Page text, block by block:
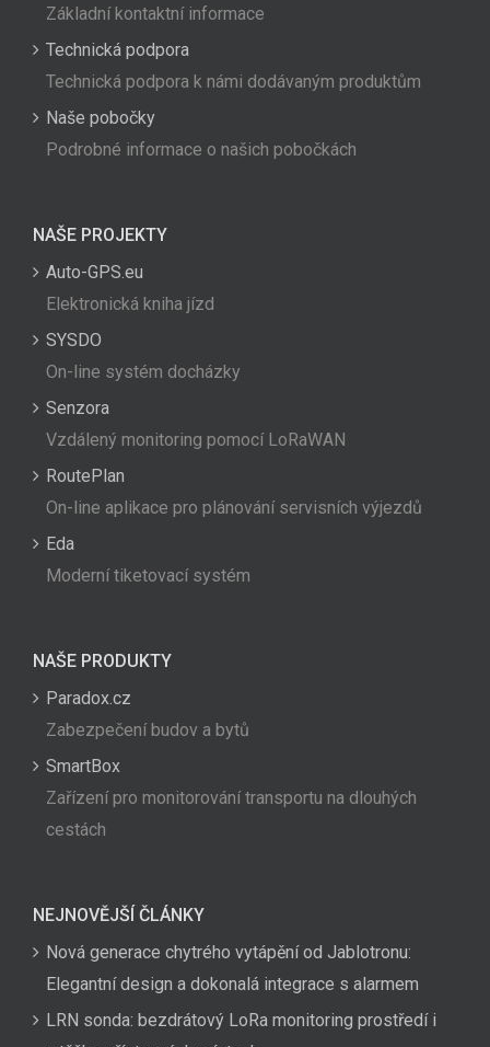
Základní kontaktní informace
Technická podpora
Technická podpora k námi dodávaným produktům
Naše pobočky
Podrobné informace o našich pobočkách
NAŠE PROJEKTY
Auto-GPS.eu
Elektronická kniha jízd
SYSDO
On-line systém docházky
Senzora
Vzdálený monitoring pomocí LoRaWAN
RoutePlan
On-line aplikace pro plánování servisních výjezdů
Eda
Moderní tiketovací systém
NAŠE PRODUKTY
Paradox.cz
Zabezpečení budov a bytů
SmartBox
Zařízení pro monitorování transportu na dlouhých
cestách
NEJNOVĚJŠÍ ČLÁNKY
Nová generace chytrého vytápění od Jablotronu:
Elegantní design a dokonalá integrace s alarmem
LRN sonda: bezdrátový LoRa monitoring prostředí i